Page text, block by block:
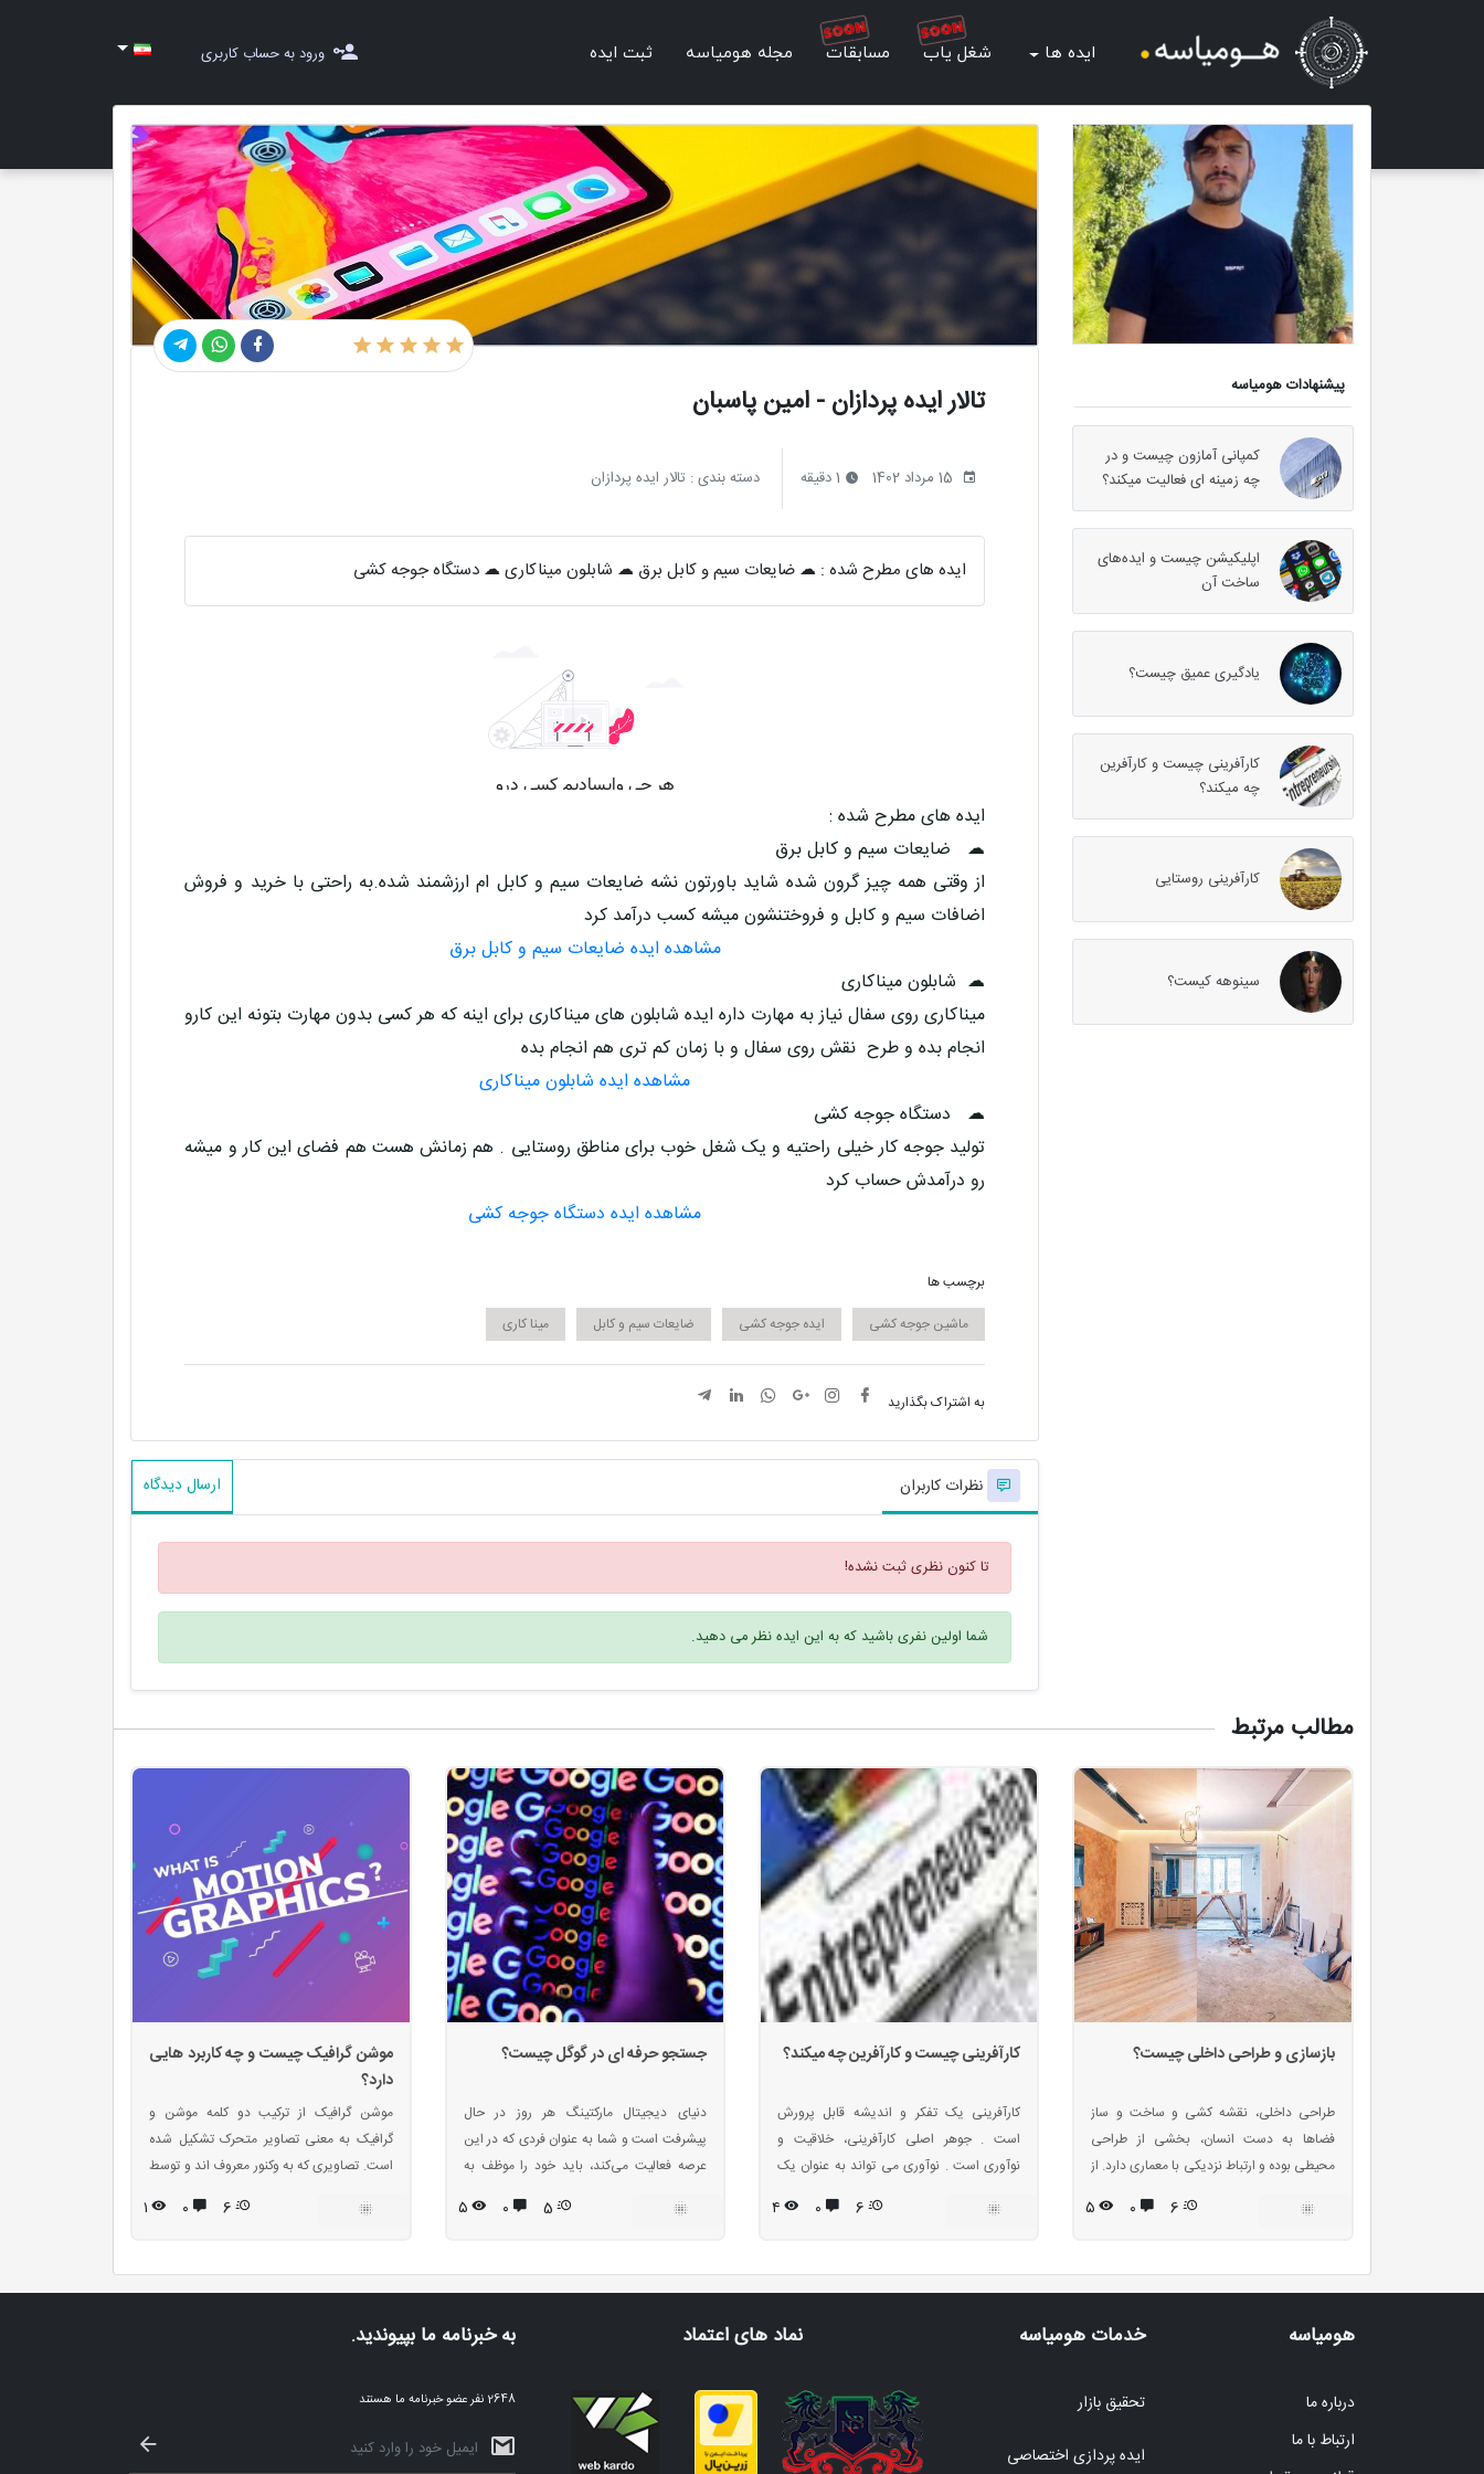
ایده ها شغل یاب مسابقات مجله هومیاسه ثبت ایده ورود به حساب کاربری
پیشنهادات هومیاسه
کمپانی آمازون چیست و در
چه زمینه ای فعالیت میکند؟
اپلیکیشن چیست و ایده‌های
ساخت آن
یادگیری عمیق چیست؟
کارآفرینی چیست و کارآفرین
چه میکند؟
کارآفرینی روستایی
سینوهه کیست؟
تالار ایده پردازان - امین پاسبان
15 مرداد 1402 دسته بندی : تالار ایده پردازان
ایده های مطرح شده : ☁ ضایعات سیم و کابل برق ☁ شابلون میناکاری ☁ دستگاه جوجه کشی
ایده های مطرح شده :
☁ ضایعات سیم و کابل برق
از وقتی همه چیز گرون شده شاید باورتون نشه ضایعات سیم و کابل ام ارزشمند شده.به راحتی با خرید و فروش
اضافات سیم و کابل و فروختنشون میشه کسب درآمد کرد
مشاهده ایده ضایعات سیم و کابل برق
☁ شابلون میناکاری
میناکاری روی سفال نیاز به مهارت داره ایده شابلون های میناکاری برای اینه که هر کسی بدون مهارت بتونه این کارو
انجام بده و طرح نقش روی سفال و با زمان کم تری هم انجام بده
مشاهده ایده شابلون میناکاری
☁ دستگاه جوجه کشی
تولید جوجه کار خیلی راحتیه و یک شغل خوب برای مناطق روستایی . هم زمانش هست هم فضای این کار و میشه
رو درآمدش حساب کرد
مشاهده ایده دستگاه جوجه کشی
برچسب ها
ماشین جوجه کشی
ایده جوجه کشی ضایعات سیم و کابل مینا کاری
به اشتراک بگذارید
نظرات کاربران ارسال دیدگاه
تا کنون نظری ثبت نشده!
شما اولین نفری باشید که به این ایده نظر می دهید.
مطالب مرتبط
بازسازی و طراحی داخلی چیست؟
طراحی داخلی، نقشه کشی و ساخت و ساز
فضاها به دست انسان، بخشی از طراحی
محیطی بوده و ارتباط نزدیکی با معماری دارد. از
داخلی استفاده شد که تقریبا معنا خود را از
مورد استفاده قرار گرفته اند.
6 ۰ ۵
کارآفرینی چیست و کارآفرین چه میکند؟
کارآفرینی یک تفکر و اندیشه قابل پرورش
است . جوهر اصلی کارآفرینی، خلاقیت و
نوآوری است . نوآوری می تواند به عنوان یک
این فرصت ها قابل دسته بندی هستند.
دیدگاههای مختلف مورد بررسی قرار گرفته است
. چهار دلیل مهم برای توجه به مقوله کارآفرینی
تولید، ثروت، توسعه فناوری ورقابت پذیری در
6 ۰ ۴
جستجو حرفه ای در گوگل چیست؟
دنیای دیجیتال مارکتینگ هر روز در حال
پیشرفت است و شما به عنوان فردی که در این
عرصه فعالیت می‌کند، باید خود را موظف به
بازاریابی دیجیتال کنید. فرقی ندارد که مدیر تیم
محتوا، کارشناس سئو و بهینه سازی سایت
هستید. داشتن اطلاعات به‌روز برای
پیشرفت‌تان ضروری است.
5 ۰ ۵
موشن گرافیک چیست و چه کاربرد هایی
دارد؟
موشن گرافیک از ترکیب دو کلمه موشن و
گرافیک به معنی تصاویر متحرک تشکیل شده
است. تصاویری که به وکنور معروف اند و توسط
حرکت در می آیند.
6 ۰ ۱
هومیاسه
درباره ما
ارتباط با ما
خدمات هومیاسه
تحقیق بازار
ایده پردازی اختصاصی
نماد های اعتماد به خبرنامه ما بپیوندید.
2648 نفر عضو خبرنامه ما هستند